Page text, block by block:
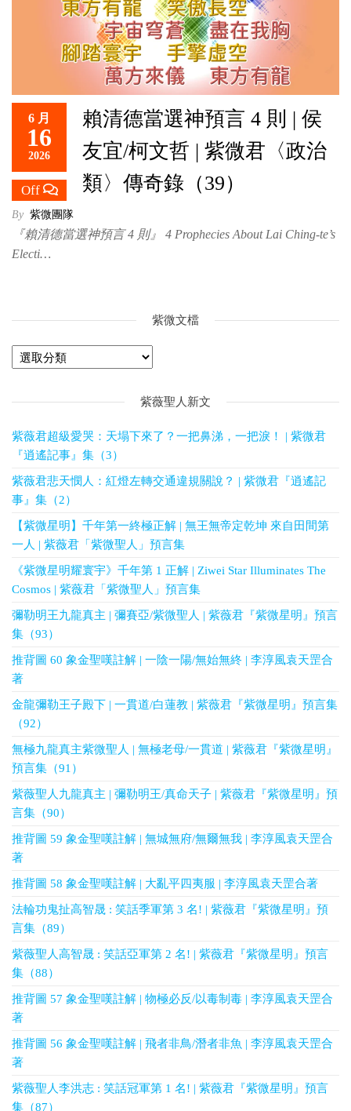
6 月
16
2026
Off
賴清德當選神預言 4 則 | 侯
友宜/柯文哲 | 紫微君〈政治
類〉傳奇錄（39）
By 紫微團隊
『賴清德當選神預言 4 則』 4 Prophecies About Lai Ching-te’s
Electi…
紫微文檔
紫薇聖人新文
紫薇君超級愛哭：天塌下來了？一把鼻涕，一把淚！ | 紫微君
『逍遙記事』集（3）
紫薇君悲天憫人：紅燈左轉交通違規關說？ | 紫微君『逍遙記
事』集（2）
【紫微星明】千年第一終極正解 | 無王無帝定乾坤 來自田間第
一人 | 紫薇君「紫微聖人」預言集
《紫微星明耀寰宇》千年第 1 正解 | Ziwei Star Illuminates The
Cosmos | 紫薇君「紫微聖人」預言集
彌勒明王九龍真主 | 彌賽亞/紫微聖人 | 紫薇君『紫微星明』預言
集（93）
推背圖 60 象金聖嘆註解 | 一陰一陽/無始無終 | 李淳風袁天罡合
著
金龍彌勒王子殿下 | 一貫道/白蓮教 | 紫薇君『紫微星明』預言集
（92）
無極九龍真主紫微聖人 | 無極老母/一貫道 | 紫薇君『紫微星明』
預言集（91）
紫薇聖人九龍真主 | 彌勒明王/真命天子 | 紫薇君『紫微星明』預
言集（90）
推背圖 59 象金聖嘆註解 | 無城無府/無爾無我 | 李淳風袁天罡合
著
推背圖 58 象金聖嘆註解 | 大亂平四夷服 | 李淳風袁天罡合著
法輪功鬼扯高智晟 : 笑話季軍第 3 名! | 紫薇君『紫微星明』預
言集（89）
紫薇聖人高智晟 : 笑話亞軍第 2 名! | 紫薇君『紫微星明』預言
集（88）
推背圖 57 象金聖嘆註解 | 物極必反/以毒制毒 | 李淳風袁天罡合
著
推背圖 56 象金聖嘆註解 | 飛者非鳥/潛者非魚 | 李淳風袁天罡合
著
紫薇聖人李洪志 : 笑話冠軍第 1 名! | 紫薇君『紫微星明』預言
集（87）